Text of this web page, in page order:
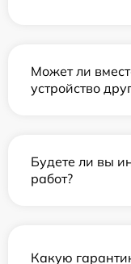
Может ли
устройство
Будете ли вы
работ?
Какую